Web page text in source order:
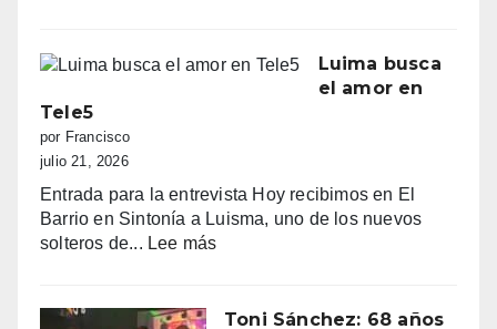
con
zonas
la
guerra
ilegales:
primeras
Luima busca
el amor en
Tele5
por Francisco
julio 21, 2026
Entrada para la entrevista Hoy recibimos en El
Barrio en Sintonía a Luisma, uno de los nuevos
solteros de... Lee más:
el
Toni Sánchez: 68 años